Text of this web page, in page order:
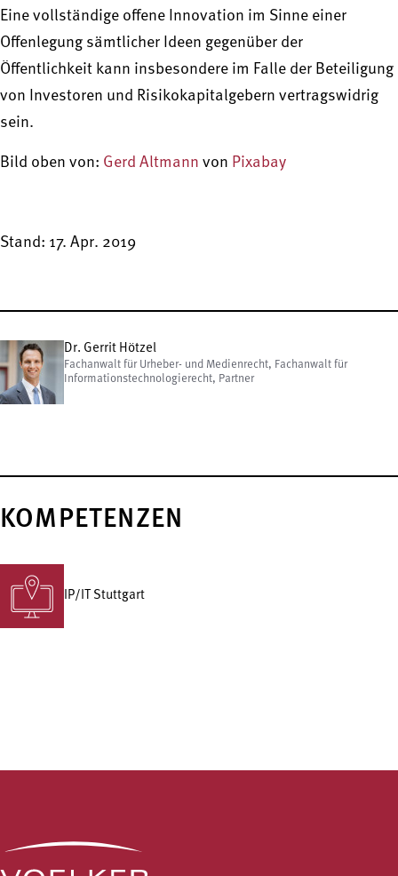
Eine vollständige offene Innovation im Sinne einer
Offenlegung sämtlicher Ideen gegenüber der
Öffentlichkeit kann insbesondere im Falle der Beteiligung
von Investoren und Risikokapitalgebern vertragswidrig
sein.
Bild oben von: Gerd Altmann von Pixabay
Stand: 17. Apr. 2019
Dr. Gerrit Hötzel
Fachanwalt für Urheber- und Medienrecht, Fachanwalt für
Informationstechnologierecht, Partner
KOMPETENZEN
IP/IT Stuttgart